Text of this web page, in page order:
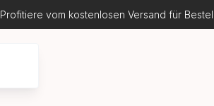
Profitiere vom kostenlosen Versand für